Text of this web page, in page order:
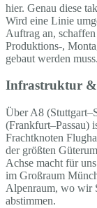
hier. Genau diese
Wird eine Linie
Auftrag an,
Produktions-,
gebaut werden muss.
Infrastruktur
Über A8
(Frankfurt–Passau)
Frachtknoten
der größten
Achse macht für
im Großraum
Alpenraum, wo wir
abstimmen.